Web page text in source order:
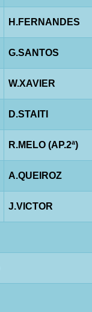
H.FERNANDES
G.SANTOS
W.XAVIER
D.STAITI
R.MELO (AP.2ª)
A.QUEIROZ
J.VICTOR